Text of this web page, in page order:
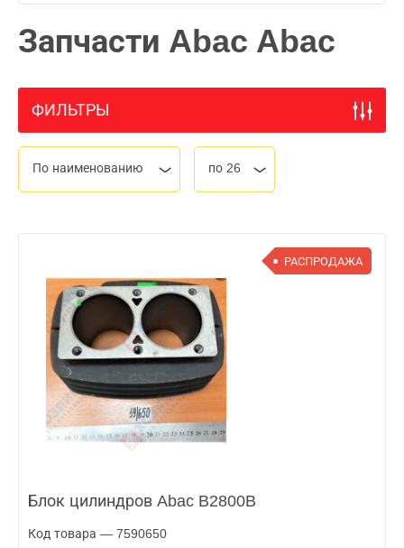
Запчасти Abac Abac
ФИЛЬТРЫ
По наименованию по 26
РАСПРОДАЖА
Блок цилиндров Abac B2800B
Код товара — 7590650